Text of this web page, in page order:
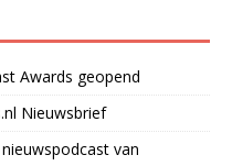
Awards geopend
Nieuwsbrief
van